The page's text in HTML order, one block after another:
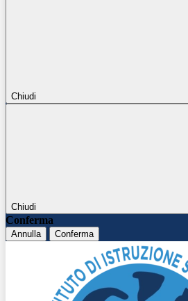
Chiudi
Chiudi
Conferma
Annulla Conferma